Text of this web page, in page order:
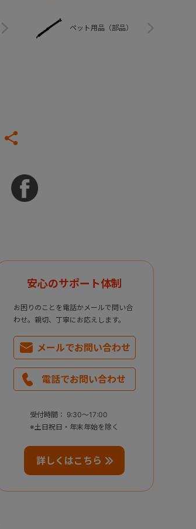
ペット用品（部品）
安心のサポート体制
お困りのことを電話かメールで問い合
わせ。親切、丁寧にお応えします。
メールでお問い合わせ
電話でお問い合わせ
受付時間： 9:30～17:00
※土日祝日・年末年始を除く
詳しくはこちら